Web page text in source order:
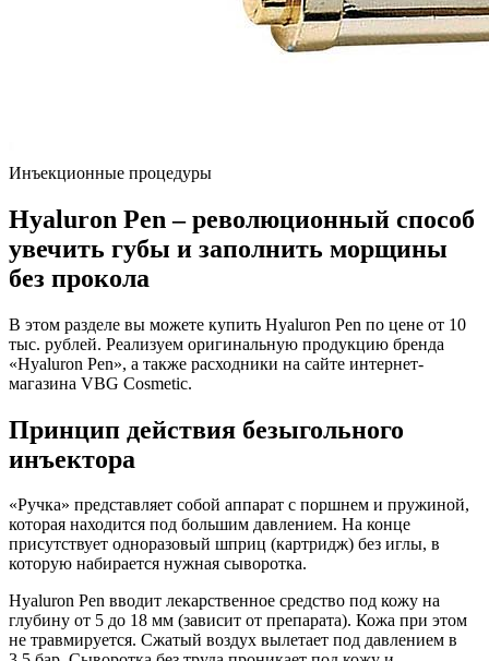
Инъекционные процедуры
Hyaluron Pen – революционный способ
увечить губы и заполнить морщины
без прокола
В этом разделе вы можете купить Hyaluron Pen по цене от 10
тыс. рублей. Реализуем оригинальную продукцию бренда
«Hyaluron Pen», а также расходники на сайте интернет-
магазина VBG Cosmetic.
Принцип действия безыгольного
инъектора
«Ручка» представляет собой аппарат с поршнем и пружиной,
которая находится под большим давлением. На конце
присутствует одноразовый шприц (картридж) без иглы, в
которую набирается нужная сыворотка.
Hyaluron Pen вводит лекарственное средство под кожу на
глубину от 5 до 18 мм (зависит от препарата). Кожа при этом
не травмируется. Сжатый воздух вылетает под давлением в